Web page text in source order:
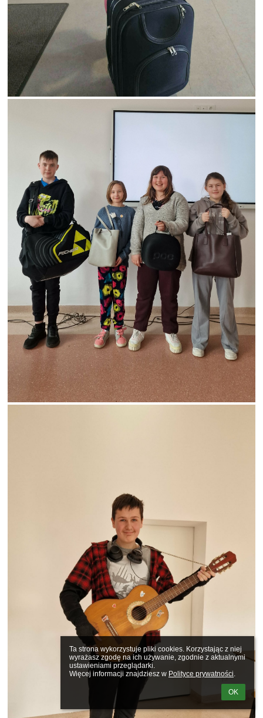
Ta strona wykorzystuje pliki cookies. Korzystając z niej
wyrażasz zgodę na ich używanie, zgodnie z aktualnymi
ustawieniami przeglądarki.
Więcej informacji znajdziesz w Polityce prywatności.
OK